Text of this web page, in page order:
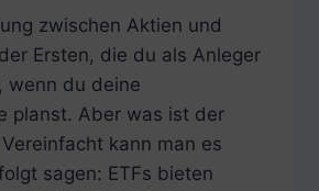
zwischen Aktien und
Ersten, die du als Anleger
wenn du deine
planst. Aber was ist der
kann man es
sagen: ETFs bieten